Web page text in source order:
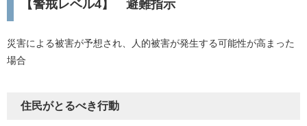
【警戒レベル4】 避難指示
災害による被害が予想され、人的被害が発生する可能性が高まった
場合
住民がとるべき行動